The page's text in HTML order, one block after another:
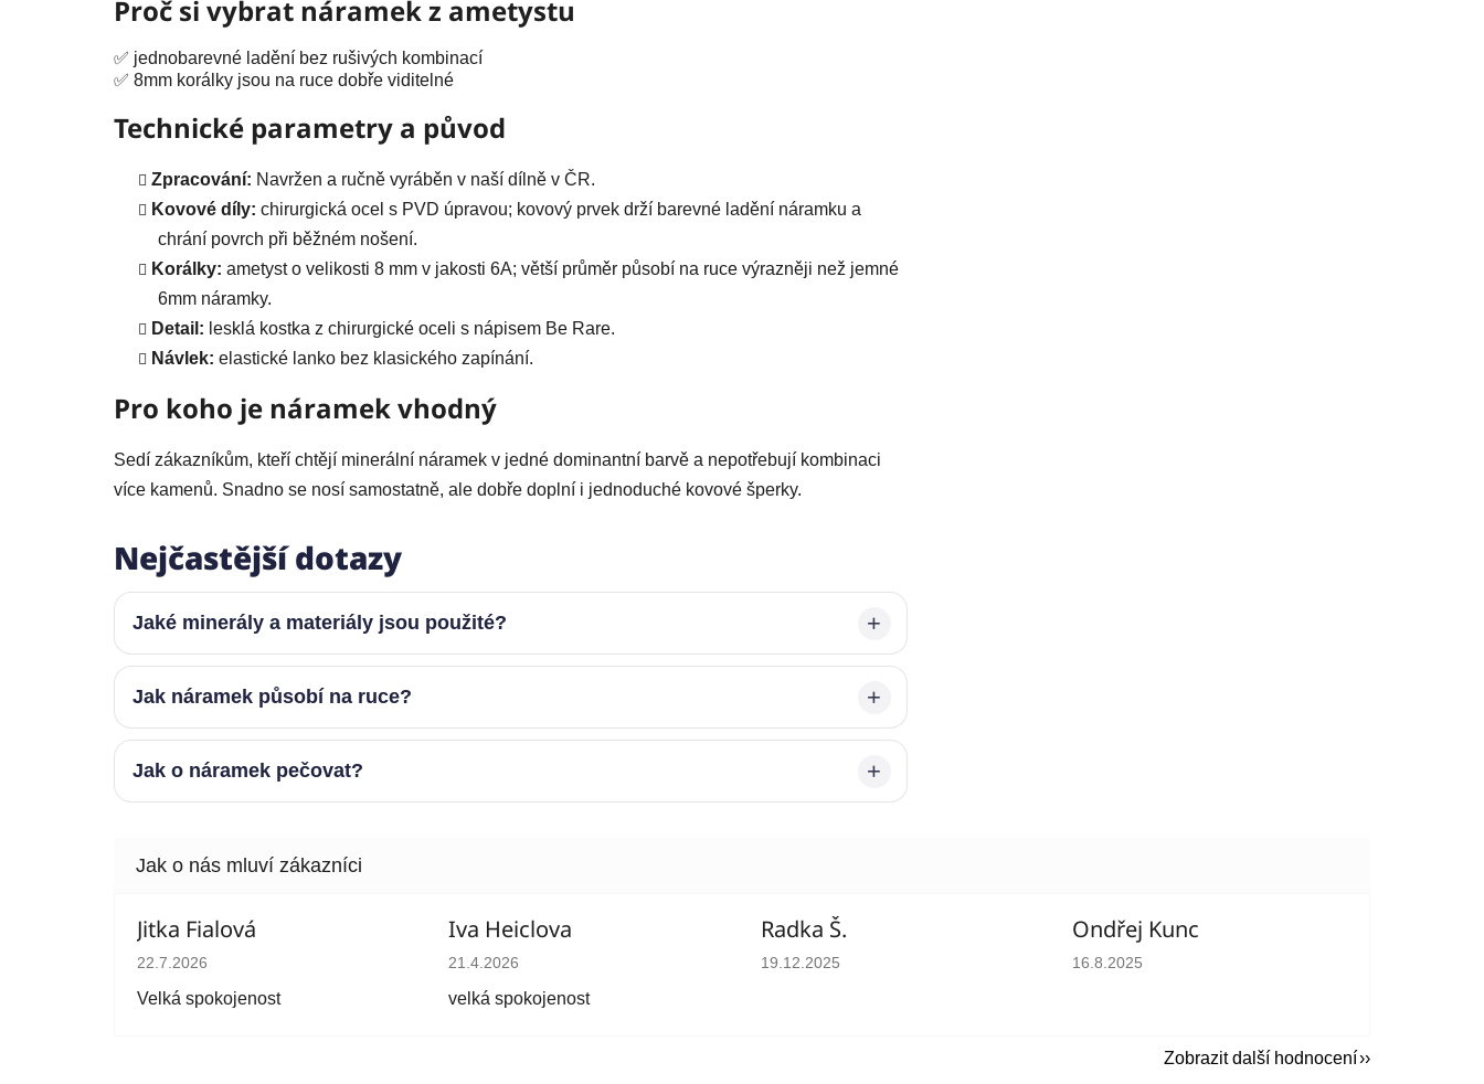
Proč si vybrat náramek z ametystu
✅ jednobarevné ladění bez rušivých kombinací
✅ 8mm korálky jsou na ruce dobře viditelné
Technické parametry a původ
Zpracování: Navržen a ručně vyráběn v naší dílně v ČR.
Kovové díly: chirurgická ocel s PVD úpravou; kovový prvek drží barevné ladění náramku a
chrání povrch při běžném nošení.
Korálky: ametyst o velikosti 8 mm v jakosti 6A; větší průměr působí na ruce výrazněji než jemné
6mm náramky.
Detail: lesklá kostka z chirurgické oceli s nápisem Be Rare.
Návlek: elastické lanko bez klasického zapínání.
Pro koho je náramek vhodný
Sedí zákazníkům, kteří chtějí minerální náramek v jedné dominantní barvě a nepotřebují kombinaci
více kamenů. Snadno se nosí samostatně, ale dobře doplní i jednoduché kovové šperky.
Nejčastější dotazy
Jaké minerály a materiály jsou použité?
Jak náramek působí na ruce?
Jak o náramek pečovat?
Jitka Fialová
Hodnocení obchodu je 5 z 5 hvězdiček.
22.7.2026
Velká spokojenost
Iva Heiclova
Hodnocení obchodu je 5 z 5 hvězdiček.
21.4.2026
velká spokojenost
Radka Š.
Hodnocení obchodu je 5 z 5 hvězdiček.
19.12.2025
Ondřej Kunc
Hodnocení obchodu je 5 z 5 hvězdiček.
16.8.2025
Zobrazit další hodnocení